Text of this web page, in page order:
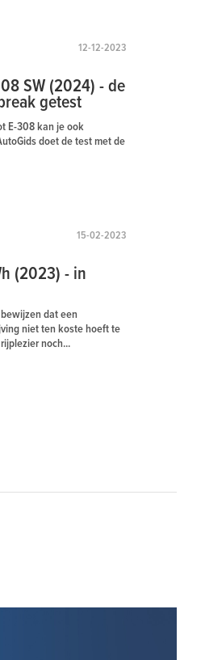
12-12-2023
SW (2024) - de
getest
E-308 kan je ook
doet de test met de
15-02-2023
(2023) - in
dat een
niet ten koste hoeft te
noch...